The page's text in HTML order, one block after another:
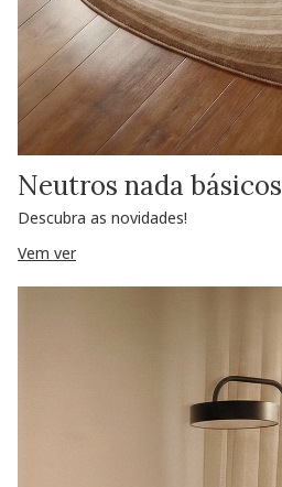
Neutros nada básicos
Descubra as novidades!
Vem ver